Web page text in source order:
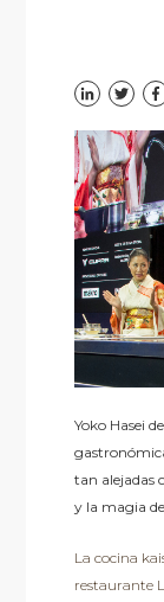
Yoko Hasei
tan alejadas
y la magia
La cocina
restaurante